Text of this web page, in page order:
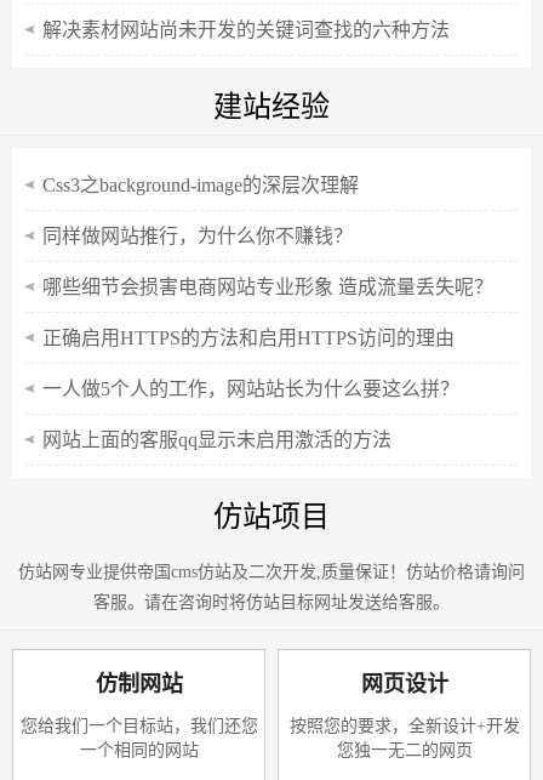
解决素材网站尚未开发的关键词查找的六种方法
建站经验
Css3之background-image的深层次理解
同样做网站推行，为什么你不赚钱？
哪些细节会损害电商网站专业形象 造成流量丢失呢？
正确启用HTTPS的方法和启用HTTPS访问的理由
一人做5个人的工作，网站站长为什么要这么拼？
网站上面的客服qq显示未启用激活的方法
仿站项目
仿站网专业提供帝国cms仿站及二次开发,质量保证！仿站价格请询问
客服。请在咨询时将仿站目标网址发送给客服。
仿制网站
您给我们一个目标站，我们还您
一个相同的网站
网页设计
按照您的要求，全新设计+开发
您独一无二的网页